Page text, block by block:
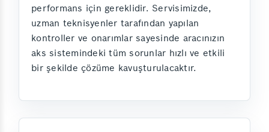
performans için gereklidir. Servisimizde,
uzman teknisyenler tarafından yapılan
kontroller ve onarımlar sayesinde aracınızın
aks sistemindeki tüm sorunlar hızlı ve etkili
bir şekilde çözüme kavuşturulacaktır.